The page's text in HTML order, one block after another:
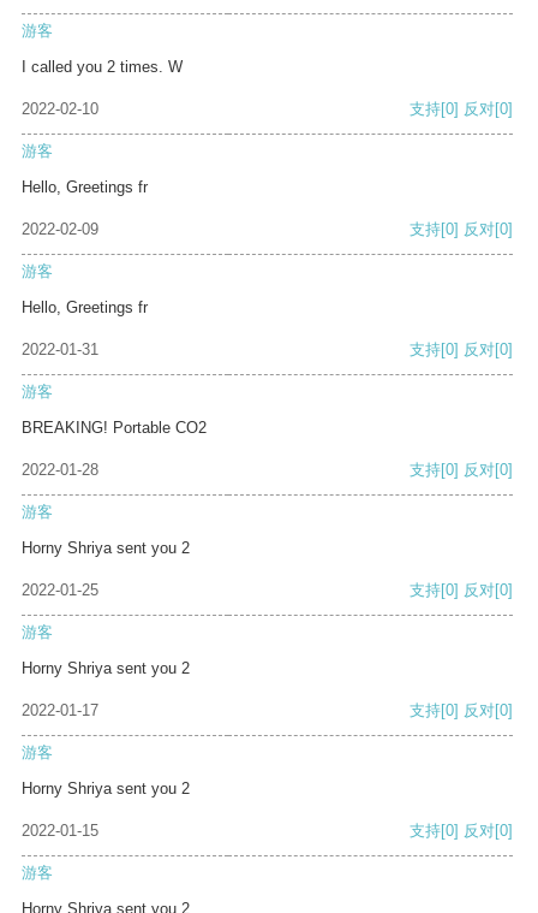
游客
I called you 2 times. W
2022-02-10 支持[0] 反对[0]
游客
Hello, Greetings fr
2022-02-09 支持[0] 反对[0]
游客
Hello, Greetings fr
2022-01-31 支持[0] 反对[0]
游客
BREAKING! Portable CO2
2022-01-28 支持[0] 反对[0]
游客
Horny Shriya sent you 2
2022-01-25 支持[0] 反对[0]
游客
Horny Shriya sent you 2
2022-01-17 支持[0] 反对[0]
游客
Horny Shriya sent you 2
2022-01-15 支持[0] 反对[0]
游客
Horny Shriya sent you 2